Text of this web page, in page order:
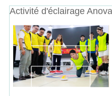
Activité d'éclairage